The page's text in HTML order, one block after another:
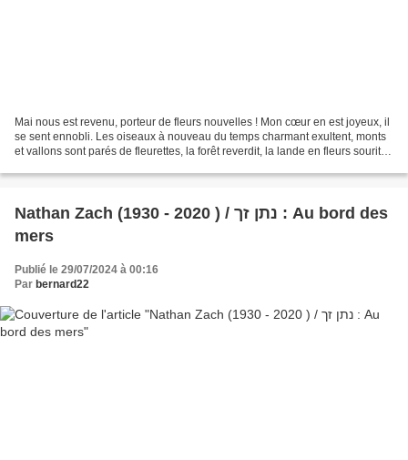
Mai nous est revenu, porteur de fleurs nouvelles ! Mon cœur en est joyeux, il
se sent ennobli. Les oiseaux à nouveau du temps charmant exultent, monts
et vallons sont parés de fleurettes, la forêt reverdit, la lande en fleurs sourit
Nathan Zach (1930 - 2020 ) / נתן זך : Au bord des
mers
Publié le 29/07/2024 à 00:16
Par bernard22